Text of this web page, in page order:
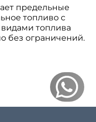
предельные
топливо с
топлива
без ограничений.